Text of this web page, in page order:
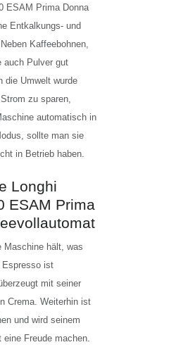
ESAM Prima Donna
Entkalkungs- und
Kaffeebohnen,
auch Pulver gut
die Umwelt wurde
zu sparen,
automatisch in
sollte man sie
in Betrieb haben.
Longhi
ESAM Prima
Maschine hält, was
ist
mit seiner
Crema. Weiterhin ist
und wird seinem
eine Freude machen.